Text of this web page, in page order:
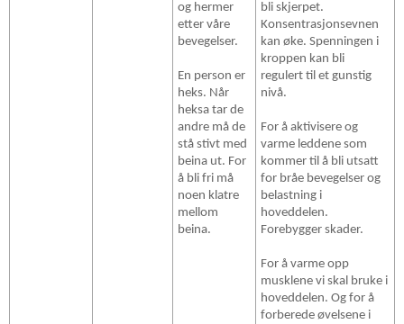
og hermer
etter våre
bevegelser.
En person er
heks. Når
heksa tar de
andre må de
stå stivt med
beina ut. For
å bli fri må
noen klatre
mellom
beina.
bli skjerpet.
Konsentrasjonsevnen
kan øke. Spenningen i
kroppen kan bli
regulert til et gunstig
nivå.
For å aktivisere og
varme leddene som
kommer til å bli utsatt
for bråe bevegelser og
belastning i
hoveddelen.
Forebygger skader.
For å varme opp
musklene vi skal bruke i
hoveddelen. Og for å
forberede øvelsene i